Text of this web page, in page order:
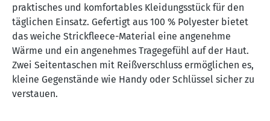
praktisches und komfortables Kleidungsstück für den
täglichen Einsatz. Gefertigt aus 100 % Polyester bietet
das weiche Strickfleece-Material eine angenehme
Wärme und ein angenehmes Tragegefühl auf der Haut.
Zwei Seitentaschen mit Reißverschluss ermöglichen es,
kleine Gegenstände wie Handy oder Schlüssel sicher zu
verstauen.